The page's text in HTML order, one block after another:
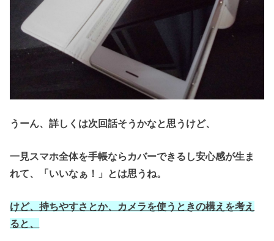
うーん、詳しくは次回話そうかなと思うけど、
一見スマホ全体を手帳ならカバーできるし安心感が生ま
れて、「いいなぁ！」とは思うね。
けど、持ちやすさとか、カメラを使うときの構えを考え
ると、